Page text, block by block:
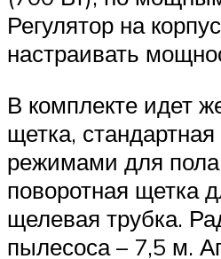
Регулятор на
настраивать
В комплекте идет
щетка,
режимами для пола
поворотная щетка
щелевая трубка.
пылесоса – 7,5 м.